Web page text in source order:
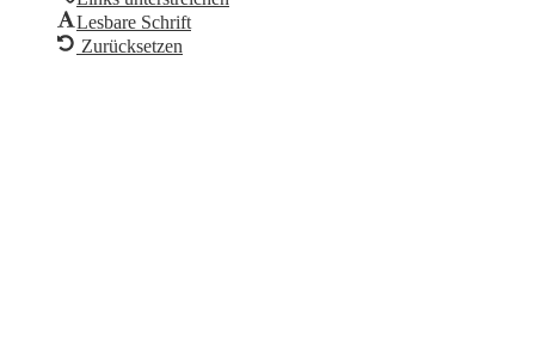
Lesbare Schrift
Zurücksetzen